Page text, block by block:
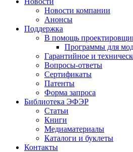
Новости компании
Анонсы
Поддержка
В помощь
Программы для
Гарантийное и
Вопросы-ответы
Сертификаты
Патенты
Форма запроса
Библиотека ЭФЭР
Статьи
Книги
Медиаматериалы
Каталоги и буклеты
Контакты